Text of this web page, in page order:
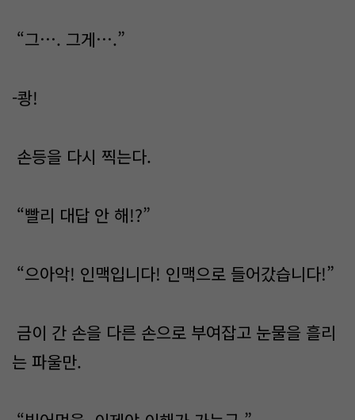
“그…. 그게….”
-쾅!
손등을 다시 찍는다.
“빨리 대답 안 해!?”
“으아악! 인맥입니다! 인맥으로 들어갔습니다!”
금이 간 손을 다른 손으로 부여잡고 눈물을 흘리
는 파울만.